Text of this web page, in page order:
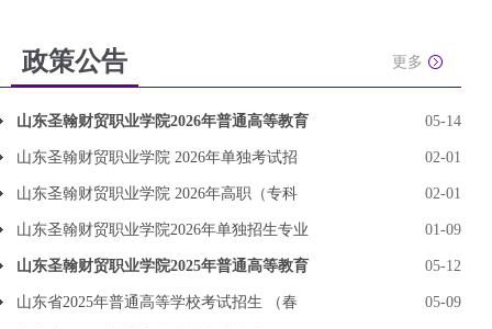
政策公告 更多
山东圣翰财贸职业学院2026年普通高等教育 05-14
山东圣翰财贸职业学院 2026年单独考试招 02-01
山东圣翰财贸职业学院 2026年高职（专科 02-01
山东圣翰财贸职业学院2026年单独招生专业 01-09
山东圣翰财贸职业学院2025年普通高等教育 05-12
山东省2025年普通高等学校考试招生 （春 05-09